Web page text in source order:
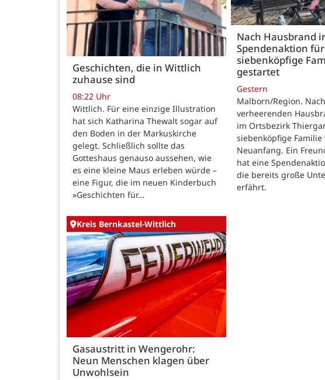
Geschichten, die in Wittlich
zuhause sind
08:22 Uhr
Wittlich. Für eine einzige Illustration
hat sich Katharina Thewalt sogar auf
den Boden in der Markuskirche
gelegt. Schließlich sollte das
Gotteshaus genauso aussehen, wie
es eine kleine Maus erleben würde –
eine Figur, die im neuen Kinderbuch
»Geschichten für…
Nach Hausbrand
Spendenaktion für
siebenköpfige
gestartet
Gestern
Malborn/Region.
verheerenden
im Ortsbezirk
siebenköpfige Familie
Neuanfang. Ein
hat eine
die bereits große
erfährt.
Kreis Bernkastel-Wittlich
Gasaustritt in Wengerohr:
Neun Menschen klagen über
Unwohlsein